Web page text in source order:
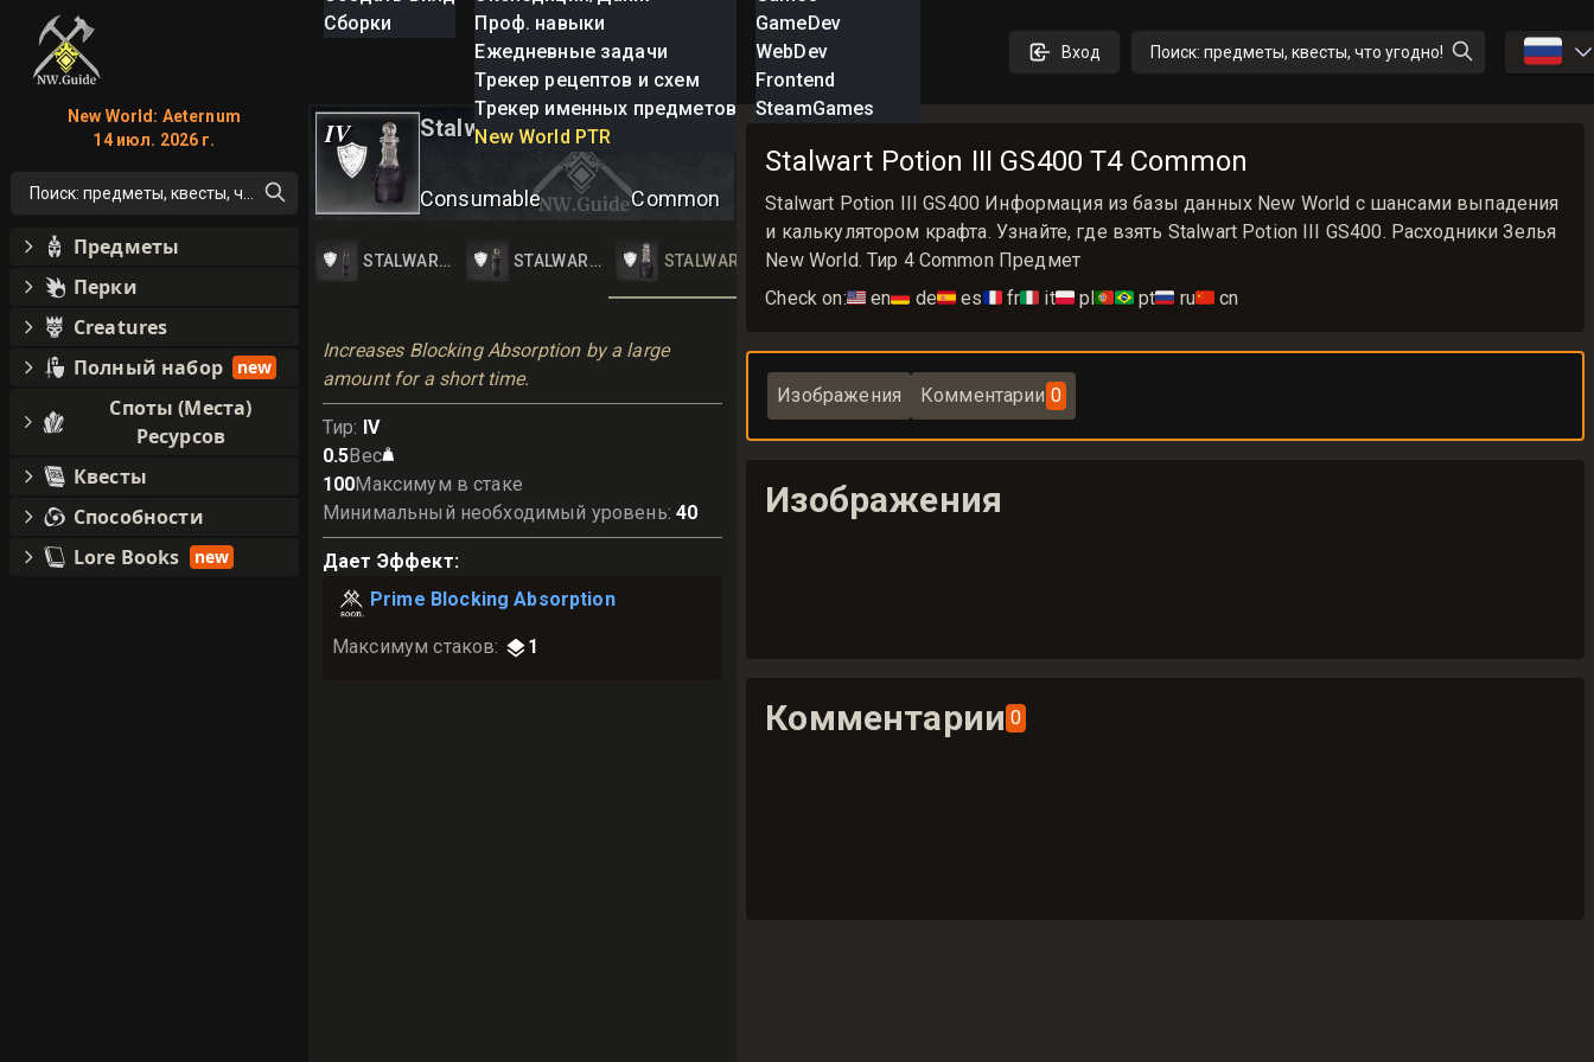
Сборки
Проф. навыки
Ежедневные задачи
Трекер рецептов и схем
Трекер именных предметов
New World PTR
GameDev
WebDev
Frontend
SteamGames
Вход Поиск: предметы, квесты, что угодно! 🇷🇺
IV Stalwart Potion III
Consumable Common
STALWART POTION ISTALWART POTION IISTALWART POTION III
Increases Blocking Absorption by a large
amount for a short time.
Тир: IV
0.5Вес
100Максимум в стаке
Минимальный необходимый уровень: 40
Дает Эффект:
Prime Blocking Absorption
Максимум стаков: 1
Stalwart Potion III GS400 T4 Common
Stalwart Potion III GS400 Информация из базы данных New World с шансами выпадения
и калькулятором крафта. Узнайте, где взять Stalwart Potion III GS400. Расходники Зелья
New World. Тир 4 Common Предмет
Check on:🇺🇸 en🇩🇪 de🇪🇸 es🇫🇷 fr🇮🇹 it🇵🇱 pl🇵🇹🇧🇷 pt🇷🇺 ru🇨🇳 cn
Изображения Комментарии 0
Изображения
Комментарии 0
New World: Aeternum
14 июл. 2026 г.
Поиск: предметы, квесты, что угодно!
Предметы
Перки
Creatures
Полный набор
new
Споты (Места)
Ресурсов
Квесты
Способности
Lore Books
new